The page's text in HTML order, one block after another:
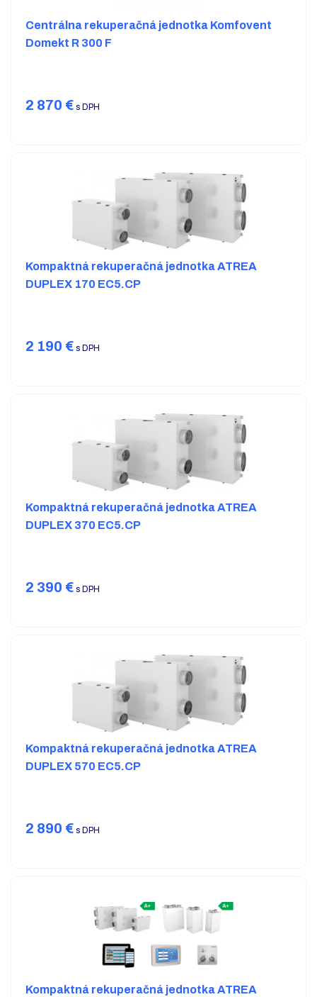
Centrálna rekuperačná jednotka Komfovent
Domekt R 300 F
2 870 € s DPH
Kompaktná rekuperačná jednotka ATREA
DUPLEX 170 EC5.CP
2 190 € s DPH
Kompaktná rekuperačná jednotka ATREA
DUPLEX 370 EC5.CP
2 390 € s DPH
Kompaktná rekuperačná jednotka ATREA
DUPLEX 570 EC5.CP
2 890 € s DPH
Kompaktná rekuperačná jednotka ATREA